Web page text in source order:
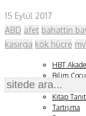
Teknoyaşam
Fazlası
HBT
Bilim
Soru ve
Kitap
Tartışma
15 Eylül 2017
ABD afet bahattin
kasırga kök hücre